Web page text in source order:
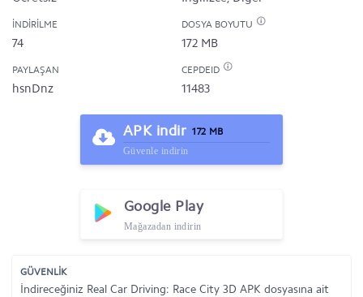
İNDIRILME
74
DOSYA BOYUTU
172 MB
PAYLAŞAN
hsnDnz
CEPDEID
11483
APK indir 172 MB
Güvenle indirin
Google Play
Mağazadan indirin
GÜVENLİK
İndireceğiniz Real Car Driving: Race City 3D APK dosyasına ait